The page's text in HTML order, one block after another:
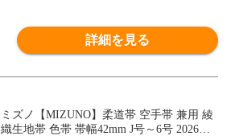
詳細を見る
ミズノ【MIZUNO】柔道帯 空手帯 兼用 綾
織生地帯 色帯 帯幅42mm J号～6号 2026年